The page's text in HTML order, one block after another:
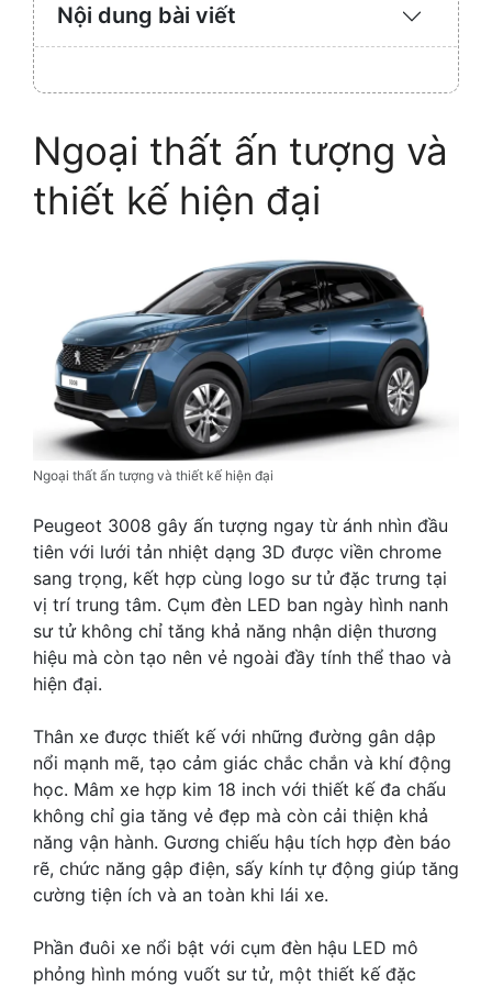
Nội dung bài viết
Expand
Ngoại thất ấn tượng và
thiết kế hiện đại
Ngoại thất ấn tượng và thiết kế hiện đại
Peugeot 3008 gây ấn tượng ngay từ ánh nhìn đầu
tiên với lưới tản nhiệt dạng 3D được viền chrome
sang trọng, kết hợp cùng logo sư tử đặc trưng tại
vị trí trung tâm. Cụm đèn LED ban ngày hình nanh
sư tử không chỉ tăng khả năng nhận diện thương
hiệu mà còn tạo nên vẻ ngoài đầy tính thể thao và
hiện đại.
Thân xe được thiết kế với những đường gân dập
nổi mạnh mẽ, tạo cảm giác chắc chắn và khí động
học. Mâm xe hợp kim 18 inch với thiết kế đa chấu
không chỉ gia tăng vẻ đẹp mà còn cải thiện khả
năng vận hành. Gương chiếu hậu tích hợp đèn báo
rẽ, chức năng gập điện, sấy kính tự động giúp tăng
cường tiện ích và an toàn khi lái xe.
Phần đuôi xe nổi bật với cụm đèn hậu LED mô
phỏng hình móng vuốt sư tử, một thiết kế đặc